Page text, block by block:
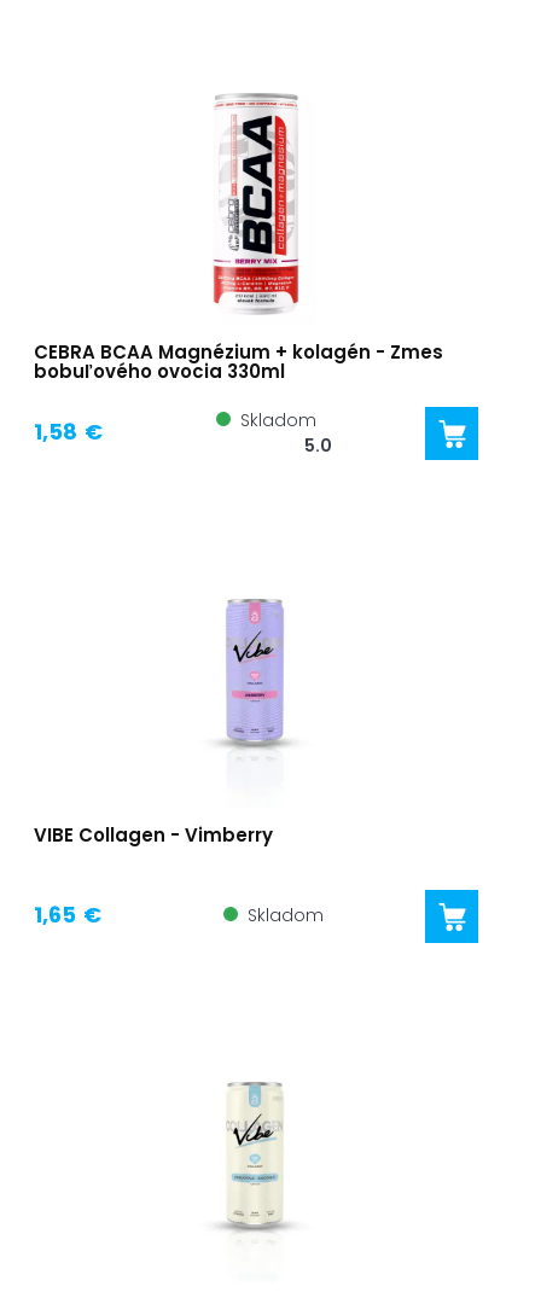
CEBRA BCAA Magnézium + kolagén - Zmes
bobuľového ovocia 330ml
1,58 €
Skladom
5.0
VIBE Collagen - Vimberry
1,65 € Skladom